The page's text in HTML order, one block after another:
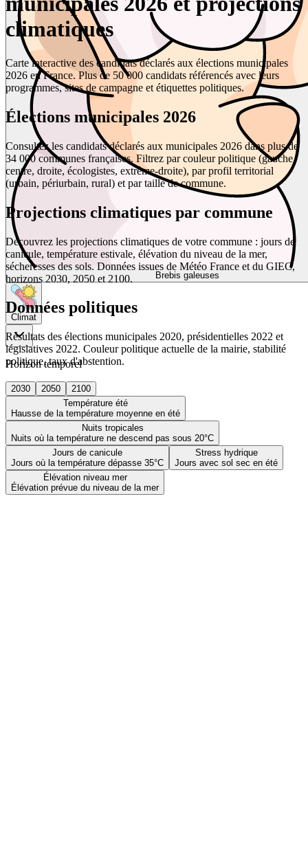
Brebis galeuses
Climat
Horizon temporel
2030 2050
2100
Température été
Hausse de la température moyenne en été
Nuits tropicales
Nuits où la température ne descend pas sous 20°C
Jours de canicule
Jours où la température dépasse 35°C
Stress hydrique
Jours avec sol sec en été
Élévation niveau mer
Élévation prévue du niveau de la mer
climatiques
Carte interactive des candidats déclarés aux élections municipales
2026 en France. Plus de 50 000 candidats référencés avec leurs
programmes, sites de campagne et étiquettes politiques.
Élections municipales 2026
Consultez les candidats déclarés aux municipales 2026 dans plus de
34 000 communes françaises. Filtrez par couleur politique (gauche,
centre, droite, écologistes, extrême-droite), par profil territorial
(urbain, périurbain, rural) et par taille de commune.
Projections climatiques par commune
Découvrez les projections climatiques de votre commune : jours de
canicule, température estivale, élévation du niveau de la mer,
sécheresses des sols. Données issues de Météo France et du GIEC,
horizons 2030, 2050 et 2100.
Données politiques
Résultats des élections municipales 2020, présidentielles 2022 et
législatives 2022. Couleur politique actuelle de la mairie, stabilité
politique, taux d'abstention.